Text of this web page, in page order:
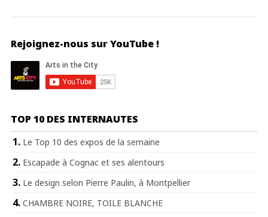
Rejoignez-nous sur YouTube !
TOP 10 DES INTERNAUTES
Le Top 10 des expos de la semaine
Escapade à Cognac et ses alentours
Le design selon Pierre Paulin, à Montpellier
CHAMBRE NOIRE, TOILE BLANCHE